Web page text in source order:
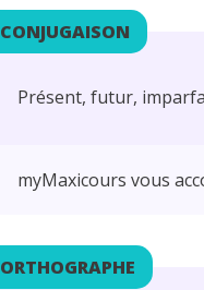
CONJUGAISON
Présent, futur,
myMaxicours vous
ORTHOGRAPHE